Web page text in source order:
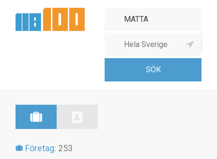
Tapet- & mattaffär
Företag: 253